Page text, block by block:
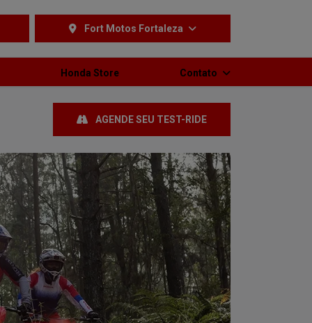
Fort Motos Fortaleza
Honda Store Contato
AGENDE SEU TEST-RIDE
Próximo